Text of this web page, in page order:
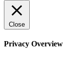
Close
Privacy Overview